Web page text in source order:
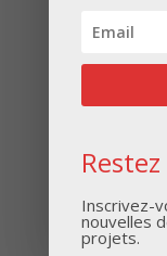
nouvelles
Inscrivez-
nouvelles
projets.